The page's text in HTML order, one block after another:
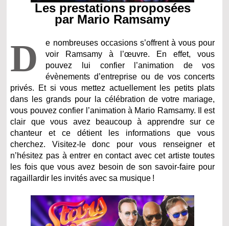
Les prestations proposées
par Mario Ramsamy
D
e nombreuses occasions s’offrent à vous pour
voir Ramsamy à l’œuvre. En effet, vous
pouvez lui confier l’animation de vos
évènements d’entreprise ou de vos concerts
privés. Et si vous mettez actuellement les petits plats
dans les grands pour la célébration de votre mariage,
vous pouvez confier l’animation à Mario Ramsamy. Il est
clair que vous avez beaucoup à apprendre sur ce
chanteur et ce détient les informations que vous
cherchez. Visitez-le donc pour vous renseigner et
n’hésitez pas à entrer en contact avec cet artiste toutes
les fois que vous avez besoin de son savoir-faire pour
ragaillardir les invités avec sa musique !